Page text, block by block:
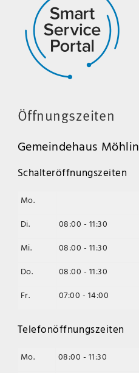
Öffnungszeiten
Gemeindehaus Möhlin
Schalteröffnungszeiten
Mo.
Di.
08:00 - 11:30
Mi.
08:00 - 11:30
Do.
08:00 - 11:30
Fr.
07:00 - 14:00
Telefonöffnungszeiten
Mo. 08:00 - 11:30